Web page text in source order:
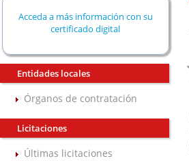
Acceda a más información con su
certificado digital
Entidades locales
Órganos de contratación
Licitaciones
Últimas licitaciones